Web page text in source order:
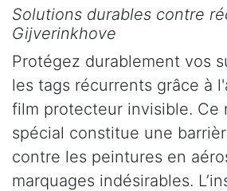
Solutions durables contre
Gijverinkhove
Protégez durablement vos
les tags récurrents grâce à
film protecteur invisible. Ce
spécial constitue une
contre les peintures en
marquages indésirables.